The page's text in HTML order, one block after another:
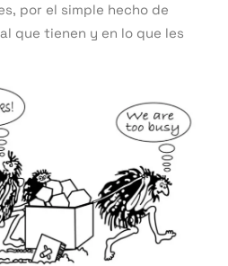
por el simple hecho de
que tienen y en lo que les